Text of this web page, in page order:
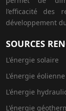
l’efficacité des
développement
SOURCES
L'énergie solaire
L'énergie éolienne
L'énergie
L'énergie